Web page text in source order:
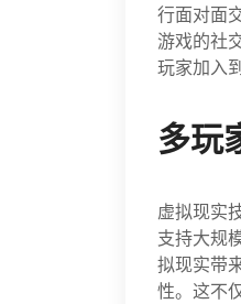
行面对面
游戏的社
玩家加入
多玩
虚拟现实
支持大规
拟现实带
性。这不